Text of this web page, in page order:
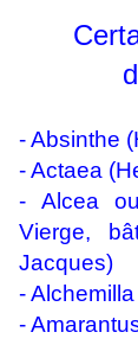
- Absinthe
- Actaea
- Alcea
Vierge,
Jacques)
-
-